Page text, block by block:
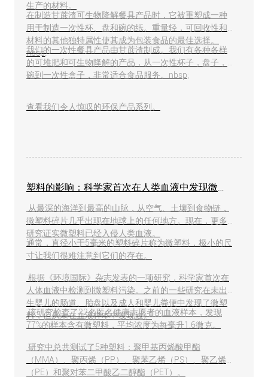
生产的材料。
在制造甘蔗渣可生物降解餐具产品时，它被重塑成一种
用于制造一次性杯、盘和碗的纸。重量轻，可回收性和
材料的其他独特属性使其成为包装食品的最佳选择。
nbsp;
我们的一次性餐具产品由甘蔗渣制成。我们有各种各样
的可堆肥和可生物降解的产品，从一次性杯子，盘子，
碗到一次性盒子，非常适合食品服务。nbsp;
查看我们令人惊叹的环保产品系列。
塑料的影响：科学家首次在人类血液中发现微塑料！
从最深的海洋到最高的山脉，从空气、土壤到食物链，
微塑料碎片几乎出现在地球上的任何地方。现在，更多
研究证实微塑料已经入侵人类血液。
通常，直径小于5毫米的塑料碎片称为微塑料，极小的尺
寸让我们很难注意到它们的存在。
根据《环境国际》杂志发表的一项研究，科学家首次在
人体血液中检测到微塑料污染。之前的一些研究在未出
生婴儿的肠道、胎盘以及成人和婴儿粪便中发现了微塑
料，但从未在血液样本中发现过。
该研究检查了22名匿名健康志愿者的血液样本，发现
77%的样本含有微塑料，平均浓度为每毫升1.6微克。
研究中总共测试了5种塑料：聚甲基丙烯酸甲酯
（MMA）、聚丙烯（PP）、聚苯乙烯（PS）、聚乙烯
（PE）和聚对苯二甲酸乙二醇酯（PET）。